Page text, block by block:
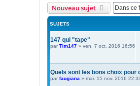
Nouveau sujet
SUJETS
147 qui "tape"
par Tim147 » ven. 7 oct. 2016 16:56
Quels sont les bons choix pour
par faugiana » mar. 15 nov. 2016